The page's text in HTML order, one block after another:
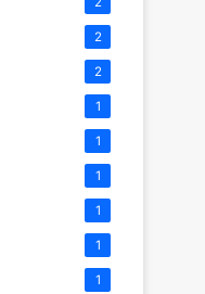
2
2
1
1
1
1
1
1